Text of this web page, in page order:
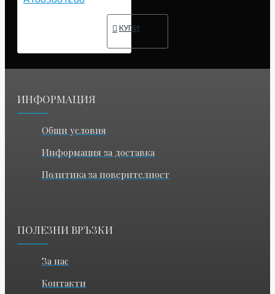
КУПИ
ИНФОРМАЦИЯ
Общи условия
Информация за доставка
Политика за поверителност
ПОЛЕЗНИ ВРЪЗКИ
За нас
Контакти